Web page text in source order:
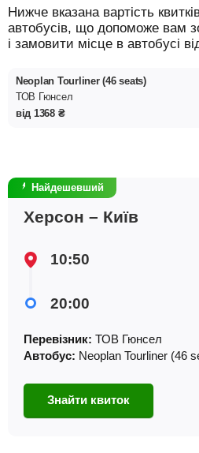
Нижче вказана вартість квитків на різні типи
автобусів, що допоможе вам
і замовити місце в автобусі
Neoplan Tourliner (46 seats)
ТОВ Гюнсел
від 1368 ₴
Найдешевший
Херсон – Київ
10:50
20:00
Перевізник: ТОВ Гюнсел
Автобус: Neoplan Tourliner (46
Знайти квиток